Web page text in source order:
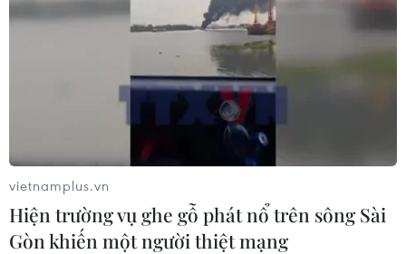
vietnamplus.vn
Hiện trường vụ ghe gỗ phát nổ trên sông Sài
Gòn khiến một người thiệt mạng